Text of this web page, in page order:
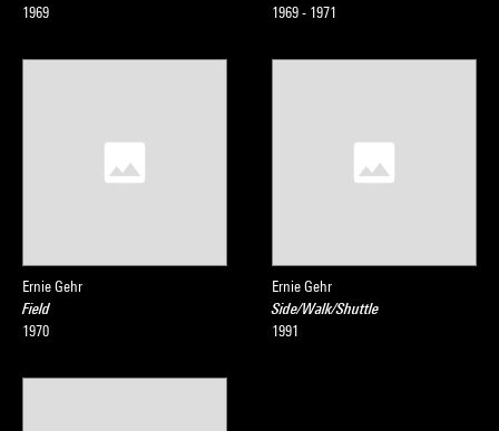
1969
1969 - 1971
Ernie Gehr
Field
1970
Ernie Gehr
Side/Walk/Shuttle
1991